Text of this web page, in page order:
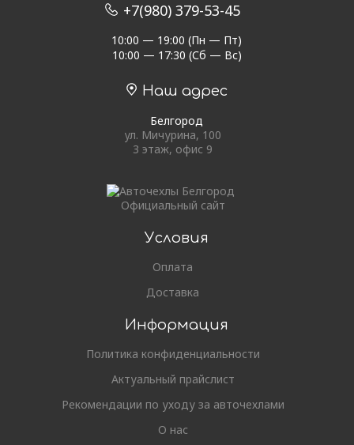
+7(980) 379-53-45
10:00 — 19:00 (Пн — Пт)
10:00 — 17:30 (Сб — Вс)
Наш адрес
Белгород
ул. Мичурина, 100
3 этаж, офис 9
Официальный сайт
Условия
Оплата
Доставка
Информация
Политика конфиденциальности
Актуальный прайслист
Рекомендации по уходу за авточехлами
О нас